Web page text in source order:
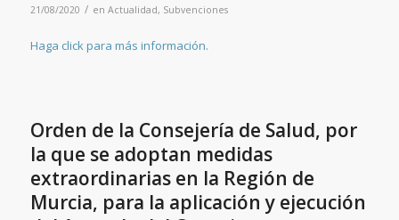
21/08/2020 / en Actualidad, Subvenciones
Haga click para más información.
Orden de la Consejería de Salud, por
la que se adoptan medidas
extraordinarias en la Región de
Murcia, para la aplicación y ejecución